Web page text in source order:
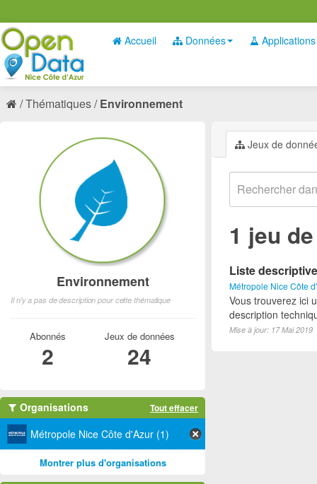
Accueil Données Applications
Thématiques Environnement
Jeux de
1 jeu
Liste
Métropole Nice Côte
Vous trouverez ici
description
Mise à jour: 17 Mai 2019
Environnement
Il n'y a pas de description pour cette thématique
Abonnés
2
Jeux de données
24
Organisations Tout effacer
Métropole Nice Côte d'Azur (1)
Montrer plus d'organisations